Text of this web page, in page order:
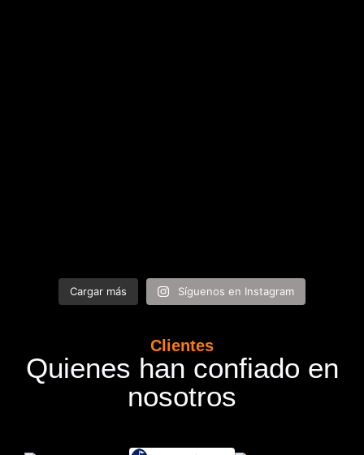
Cargar más Síguenos en Instagram
Clientes
Quienes han confiado en
nosotros